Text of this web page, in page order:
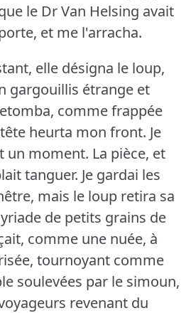
le Dr Van Helsing avait
et me l'arracha.
elle désigna le loup,
gargouillis étrange et
comme frappée
heurta mon front. Je
un moment. La pièce, et
tanguer. Je gardai les
mais le loup retira sa
de petits grains de
comme une nuée, à
tournoyant comme
soulevées par le simoun,
revenant du